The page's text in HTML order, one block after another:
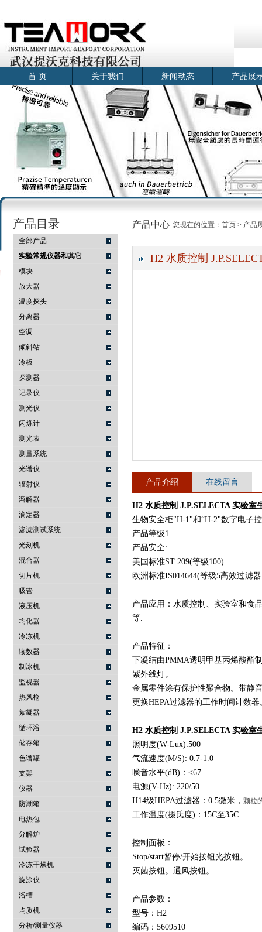
武汉提沃克科技有限公司
首 页 关于我们 新闻动态 产品展
产品目录
全部产品
实验常规仪器和其它
模块
放大器
温度探头
分离器
空调
倾斜站
冷板
探测器
记录仪
测光仪
闪烁计
测光表
测量系统
光谱仪
辐射仪
溶解器
滴定器
渗滤测试系统
光刻机
混合器
切片机
吸管
液压机
均化器
冷冻机
读数器
制冰机
监视器
热风枪
絮凝器
循环浴
储存箱
色谱罐
支架
仪器
防潮箱
电热包
分解炉
试验器
冷冻干燥机
旋涂仪
浴槽
均质机
分析/测量仪器
产品中心 您现在的位置： 首页 > 产品
H2 水质控制
产品介绍 在线留言
H2 水质控制 J.P.SELECTA 实验室
生物安全柜"H-1"和“H-2"数字电子
产品等级1
产品安全:
美国标准ST 209(等级100)
欧洲标准IS014644(等级5高效过滤
产品应用：水质控制、实验室和食
等.
产品特征：
下凝结由PMMA透明甲基丙烯酸酯
紫外线灯。
金属零件涂有保护性聚合物。带静
更换HEPA过滤器的工作时间计数器
H2 水质控制 J.P.SELECTA 实验室
照明度(W-Lux):500
气流速度(M/S): 0.7-1.0
噪音水平(dB)：<67
电源(V-Hz): 220/50
H14级HEPA过滤器：0.5微米， 颗粒
工作温度(摄氏度)：15C至35C
控制面板：
Stop/start暂停/开始按钮光按钮。
灭菌按钮。通风按钮。
产品参数：
型号：H2
编码：5609510